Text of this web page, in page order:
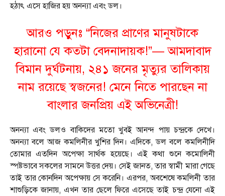
হঠাৎ এসে হাজির হয় অনন্যা এবং ডল।
আরও পড়ুনঃ “নিজের প্রাণের মানুষটাকে
হারানো যে কতটা বেদনাদায়ক!”— আমদাবাদ
বিমান দুর্ঘটনায়, ২৪১ জনের মৃত্যুর তালিকায়
নাম রয়েছে স্বজনের! মেনে নিতে পারছেন না
বাংলার জনপ্রিয় এই অভিনেত্রী!
অনন্যা এবং ডলও বাকিদের মতো খুবই আনন্দ পায় চন্দ্রকে দেখে।
অনন্যা বলে আজ কমলিনীর খুশির দিন। এদিকে, ডল বলে কমলিনীদি
তোমার এতদিন অপেক্ষা সার্থক হয়েছে। এই কথা শুনে কমোলিনী
স্পষ্টভাবে সকলের সামনে উত্তর দেয়। সেই জানত, তার স্বামী মারা গেছে
তাই তার কোনদিন অপেক্ষায় সে করেনি। এরপর, অবশেষে কমলিনী তার
শাশুড়িকে জানায়, এখন তার ছেলে ফিরে এসেছে তাই চন্দ্র যেনো এই